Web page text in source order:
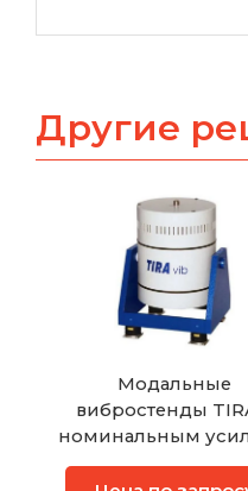
Другие
Модальные
вибростенды
номинальным
от 4 кН до 15